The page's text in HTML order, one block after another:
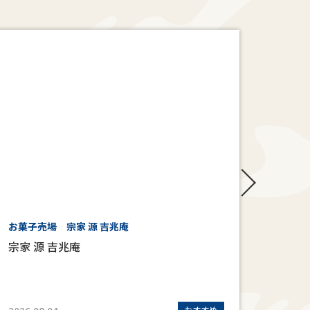
お菓子売場 宗家 源 吉兆庵
宗家 源 吉兆庵